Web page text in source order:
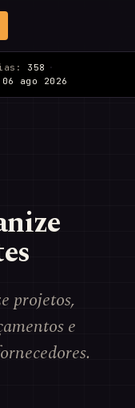
358 ·
06 ago 2026
projetos,
e